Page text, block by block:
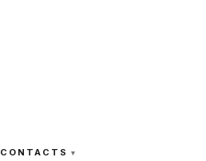
CONTACTS